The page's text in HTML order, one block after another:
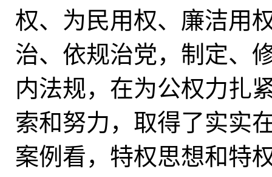
权、为民用权、廉洁用
治、依规治党，制定、
内法规，在为公权力扎
索和努力，取得了实实
案例看，特权思想和特